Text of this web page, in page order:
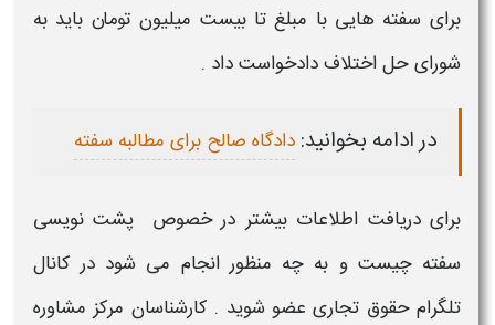
برای سفته هایی با مبلغ تا بیست میلیون تومان باید به
شورای حل اختلاف دادخواست داد .
در ادامه بخوانید: دادگاه صالح برای مطالبه سفته
برای دریافت اطلاعات بیشتر در خصوص
پشت نویسی
سفته چیست و به چه منظور انجام می شود در کانال
تلگرام حقوق تجاری عضو شوید . کارشناسان مرکز مشاوره